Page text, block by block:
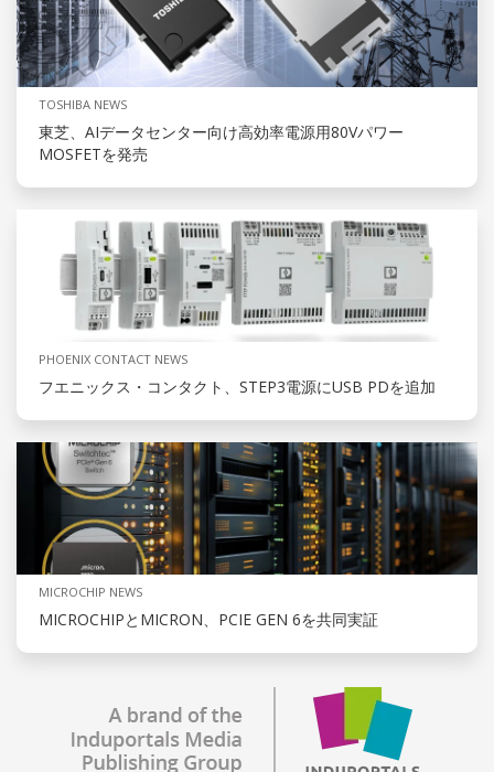
TOSHIBA NEWS
東芝、AIデータセンター向け高効率電源用80Vパワー
MOSFETを発売
PHOENIX CONTACT NEWS
フエニックス・コンタクト、STEP3電源にUSB PDを追加
MICROCHIP NEWS
MICROCHIPとMICRON、PCIE GEN 6を共同実証